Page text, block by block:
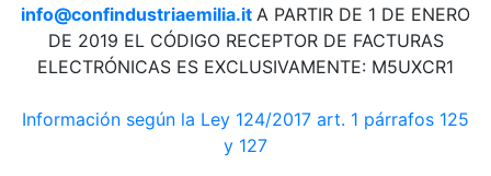
info@confindustriaemilia.it A PARTIR DE 1 DE ENERO
DE 2019 EL CÓDIGO RECEPTOR DE FACTURAS
ELECTRÓNICAS ES EXCLUSIVAMENTE: M5UXCR1
Información según la Ley 124/2017 art. 1 párrafos 125
y 127